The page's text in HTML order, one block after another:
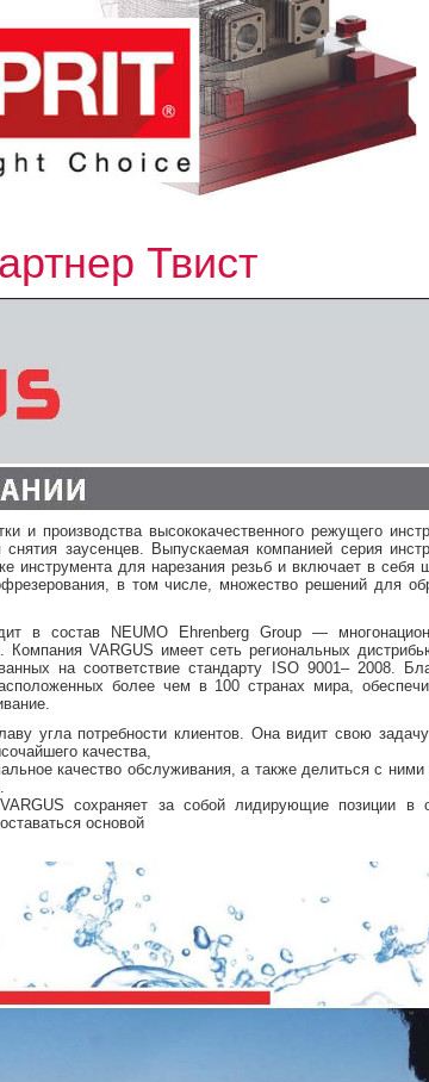
Твист
и производства высококачественного режущего
заусенцев. Выпускаемая компанией серия
для нарезания резьб и включает в себя
в том числе, множество решений для
в состав NEUMO Ehrenberg Group —
Компания VARGUS имеет сеть региональных
на соответствие стандарту ISO 9001– 2008.
более чем в 100 странах мира,
угла потребности клиентов. Она видит свою
качества,
качество обслуживания, а также делиться с ними
сохраняет за собой лидирующие позиции в
основой